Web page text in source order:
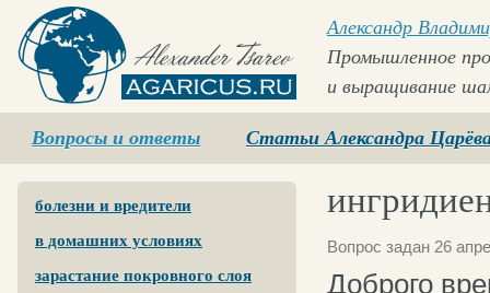
Agaricus.ru
Александр
Промышленное
и выращивание
Вопросы и ответы Статьи Александра
болезни и вредители
в домашних условиях
зарастание покровного слоя
Вопрос задан 26
Доброго